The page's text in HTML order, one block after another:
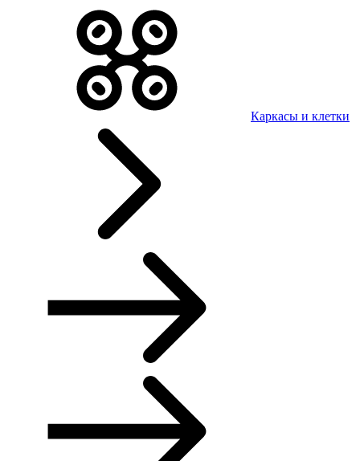
Каркасы и клетки